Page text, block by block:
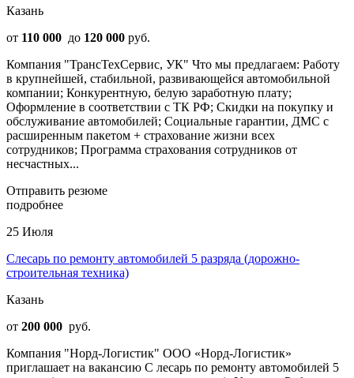
Казань
от 110 000 до 120 000 руб.
Компания "ТрансТехСервис, УК" Что мы предлагаем: Работу
в крупнейшей, стабильной, развивающейся автомобильной
компании; Конкурентную, белую заработную плату;
Оформление в соответствии с ТК РФ; Скидки на покупку и
обслуживание автомобилей; Социальные гарантии, ДМС с
расширенным пакетом + страхование жизни всех
сотрудников; Программа страхования сотрудников от
несчастных...
Отправить резюме
подробнее
25 Июля
Слесарь по ремонту автомобилей 5 разряда (дорожно-
строительная техника)
Казань
от 200 000 руб.
Компания "Норд-Логистик" ООО «Норд-Логистик»
приглашает на вакансию С лесарь по ремонту автомобилей 5